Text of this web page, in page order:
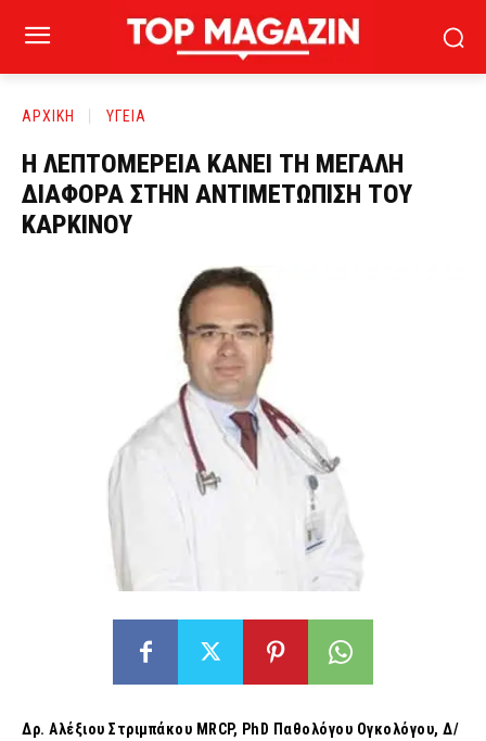
ΑΡΧΙΚΗ ΥΓΕΙΑ
Η ΛΕΠΤΟΜΕΡΕΙΑ ΚΑΝΕΙ ΤΗ ΜΕΓΑΛΗ
ΔΙΑΦΟΡΑ ΣΤΗΝ ΑΝΤΙΜΕΤΩΠΙΣΗ ΤΟΥ
ΚΑΡΚΙΝΟΥ
Δρ. Αλέξιου Στριμπάκου MRCP, PhD Παθολόγου Ογκολόγου, Δ/